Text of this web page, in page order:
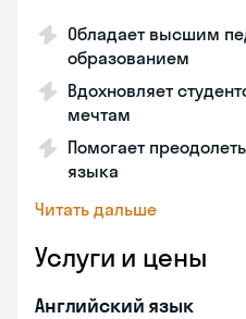
Обладает высшим
образованием
Вдохновляет
мечтам
Помогает
языка
Читать дальше
Услуги и цены
Английский язык